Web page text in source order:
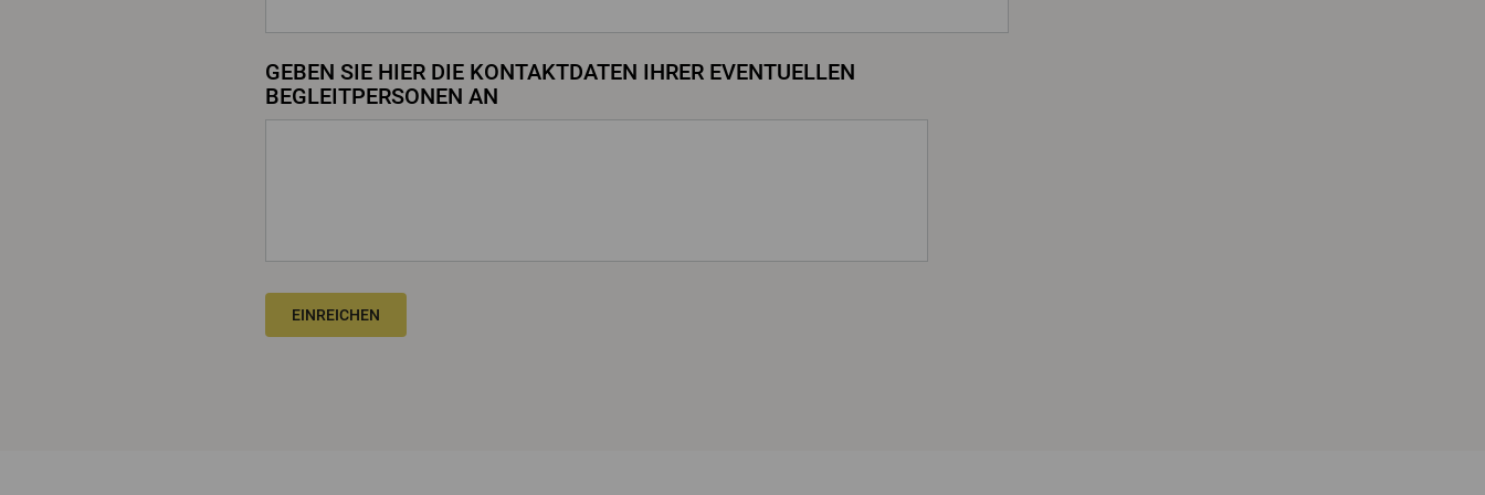
GEBEN SIE HIER DIE KONTAKTDATEN IHRER EVENTUELLEN
BEGLEITPERSONEN AN
EINREICHEN